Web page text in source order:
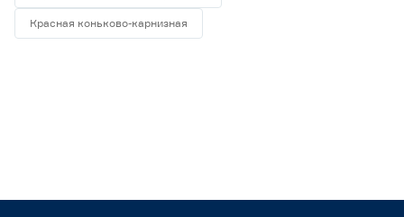
Красная коньково-карнизная